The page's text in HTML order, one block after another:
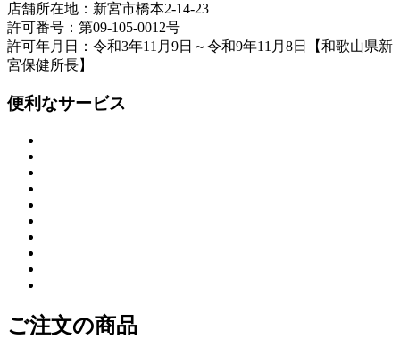
店舗所在地：新宮市橋本2-14-23
許可番号：第09-105-0012号
許可年月日：令和3年11月9日～令和9年11月8日【和歌山県新
宮保健所長】
便利なサービス
ご注文の商品